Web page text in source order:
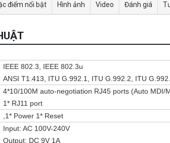
điểm nổi bật Hình ảnh Video Đánh giá
IEEE 802.3, IEEE 802.3u
ANSI T1.413, ITU G.992.1, ITU G.992.2, ITU
4*10/100M auto-negotiation RJ45 ports (Auto MDI/
1* RJ11 port
,1* Power 1* Reset
Input: AC 100V-240V
Output: DC 9V 1A